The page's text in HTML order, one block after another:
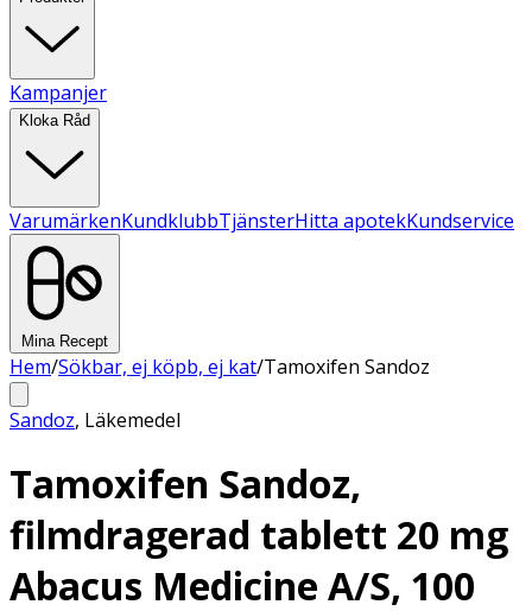
Kampanjer
Kloka Råd
VarumärkenKundklubbTjänsterHitta apotekKundservice
Mina Recept
Hem/Sökbar, ej köpb, ej kat/Tamoxifen Sandoz
Sandoz, Läkemedel
Tamoxifen Sandoz,
filmdragerad tablett 20 mg
Abacus Medicine A/S, 100